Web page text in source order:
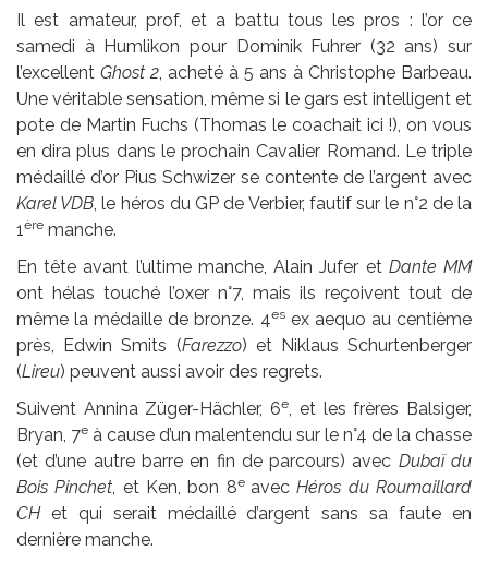
Il est amateur, prof, et a battu tous les pros : l’or ce
samedi à Humlikon pour Dominik Fuhrer (32 ans) sur
l’excellent Ghost 2, acheté à 5 ans à Christophe Barbeau.
Une véritable sensation, même si le gars est intelligent et
pote de Martin Fuchs (Thomas le coachait ici !), on vous
en dira plus dans le prochain Cavalier Romand. Le triple
médaillé d’or Pius Schwizer se contente de l’argent avec
Karel VDB, le héros du GP de Verbier, fautif sur le n°2 de la
1ère manche.
En tête avant l’ultime manche, Alain Jufer et Dante MM
ont hélas touché l’oxer n°7, mais ils reçoivent tout de
même la médaille de bronze. 4esex aequo au centième
près, Edwin Smits (Farezzo) et Niklaus Schurtenberger
(Lireu) peuvent aussi avoir des regrets.
Suivent Annina Züger-Hächler, 6e, et les frères Balsiger,
Bryan, 7e à cause d’un malentendu sur le n°4 de la chasse
(et d’une autre barre en fin de parcours) avec Dubaï du
Bois Pinchet, et Ken, bon 8e avecHéros du Roumaillard
CHet qui serait médaillé d’argent sans sa faute en
dernière manche.